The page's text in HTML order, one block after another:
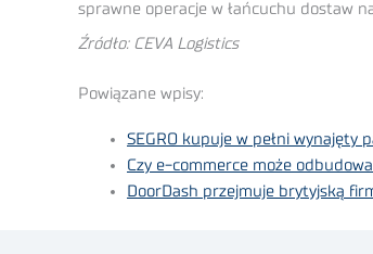
sprawne operacje w łańcuchu dostaw
Źródło: CEVA Logistics
Powiązane wpisy:
SEGRO kupuje w pełni wynajęty
Czy e-commerce może
DoorDash przejmuje brytyjską